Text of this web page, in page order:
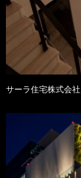
サーラ住宅株式会